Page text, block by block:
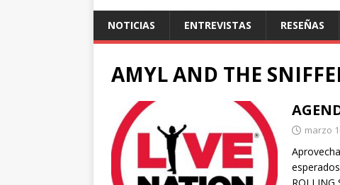
NOTICIAS ENTREVISTAS RESEÑAS
AMYL AND THE
marzo
ROLLING